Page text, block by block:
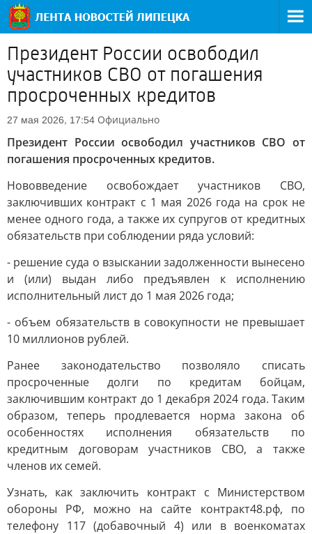
Президент России освободил
участников СВО от погашения
просроченных кредитов
27 мая 2026, 17:54 Официально
Президент России освободил участников СВО от
погашения просроченных кредитов.
Нововведение освобождает участников СВО,
заключивших контракт с 1 мая 2026 года на срок не
менее одного года, а также их супругов от кредитных
обязательств при соблюдении ряда условий:
- решение суда о взыскании задолженности вынесено
и (или) выдан либо предъявлен к исполнению
исполнительный лист до 1 мая 2026 года;
- объем обязательств в совокупности не превышает
10 миллионов рублей.
Ранее законодательство позволяло списать
просроченные долги по кредитам бойцам,
заключившим контракт до 1 декабря 2024 года. Таким
образом, теперь продлевается норма закона об
особенностях исполнения обязательств по
кредитным договорам участников СВО, а также
членов их семей.
Узнать, как заключить контракт с Министерством
обороны РФ, можно на сайте контракт48.рф, по
телефону 117 (добавочный 4) или в военкоматах